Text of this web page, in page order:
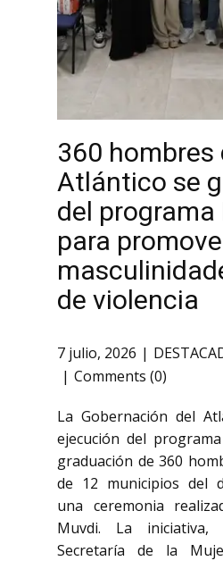
360 hombres
Atlántico se
del
para
de violencia
7 julio, 2026
Comments (0)
La Gobernación del
ejecución del programa
graduación de 360
de 12 municipios del
una ceremonia
Muvdi. La
Secretaría de la